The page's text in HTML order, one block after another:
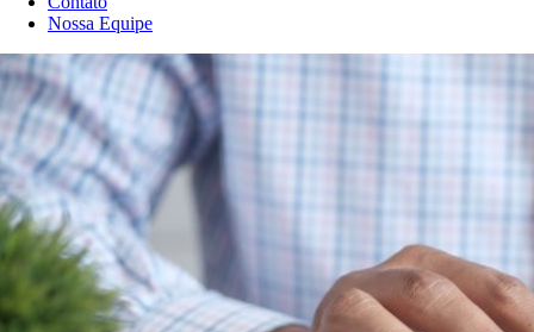
Nossa Equipe